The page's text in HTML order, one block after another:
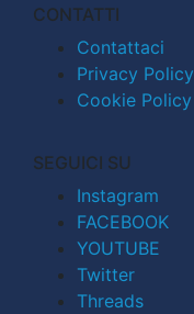
CONTATTI
Contattaci
Privacy Policy
Cookie Policy
SEGUICI SU
Instagram
FACEBOOK
YOUTUBE
Twitter
Threads